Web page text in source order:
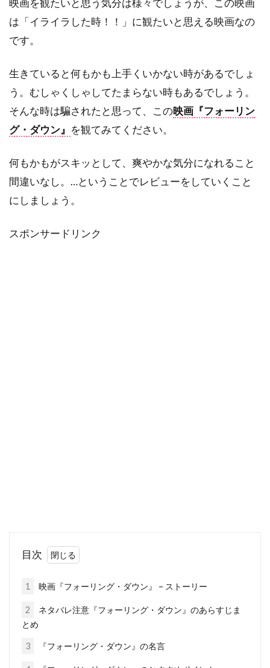
スタジオザウルス
スタジオユニ
スタジオ・エコー
スタンリー・R・ジャッフェ
スタンリー・アンダーソン
スタンリー・キューブリック
スタンリー・キューブリック・プロダクションズ
スタンリー・ワイザー
スタン・ウィンストン
スタン・ウェッブ
スチャオ・ポンウィライ
スティーブ・クロッパー
スティーブ・ビズリー
スティーブ・マックイーン
スティーヴン・B・ポスター
スティーヴン・H・ブラム
映画を観たいと思う気分は様々でしょうが、この映画
は「イライラした時！！」に観たいと思える映画なの
です。
生きていると何もかも上手くいかない時があるでしょ
う。むしゃくしゃしてたまらない時もあるでしょう。
そんな時は騙されたと思って、この映画『フォーリン
グ・ダウン』 を観てみてください。
何もかもがスキッとして、爽やかな気分になれること
間違いなし。…ということでレビューをしていくこと
にしましょう。
スポンサードリンク
目次
1 映画『フォーリング・ダウン』 – ストーリー
2
ネタバレ注意『フォーリング・ダウン』のあらすじま
とめ
3 『フォーリング・ダウン』の名言